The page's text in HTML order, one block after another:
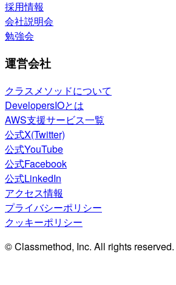
採用情報
会社説明会
勉強会
運営会社
クラスメソッドについて
DevelopersIOとは
AWS支援サービス一覧
公式X(Twitter)
公式YouTube
公式Facebook
公式LinkedIn
アクセス情報
プライバシーポリシー
クッキーポリシー
© Classmethod, Inc. All rights reserved.